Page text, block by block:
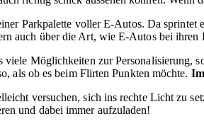
Parkpalette voller E-Autos. Da sprintet
auch über die Art, wie E-Autos bei ihren
Möglichkeiten zur Personalisierung,
als ob es beim Flirten Punkten möchte.
versuchen, sich ins rechte Licht zu
und dabei immer aufzuladen!